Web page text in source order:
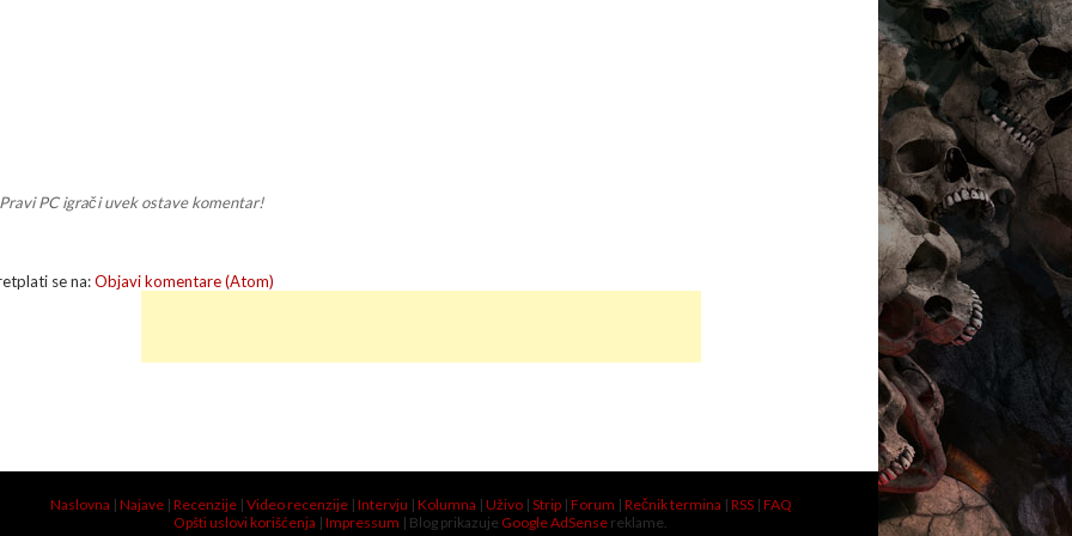
Pravi PC igrači uvek ostave komentar!
se na:Objavi komentare (Atom)
Naslovna | Najave| Recenzije| Video recenzije| Intervju | Kolumna | Uživo| Strip| Forum | Rečnik termina | RSS| FAQ
Opšti uslovi korišćenja | Impressum | Blog prikazuje Google AdSense reklame.